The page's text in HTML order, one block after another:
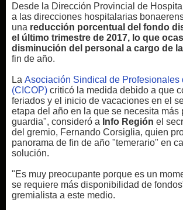
Desde la Dirección Provincial de
a las direcciones hospitalarias
una reducción porcentual del fondo
el último trimestre de 2017, lo que
disminución del personal a cargo de
fin de año.
La Asociación Sindical de Profesionales
(CICOP) criticó la medida debido a que
feriados y el inicio de vacaciones en el
etapa del año en la que se necesita más
guardia", consideró a Info Región el
del gremio, Fernando Corsiglia, quien
panorama de fin de año "temerario" en
solución.
"Es muy preocupante porque es un
se requiere más disponibilidad de
gremialista a este medio.